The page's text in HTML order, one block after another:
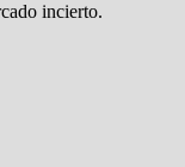
incierto.